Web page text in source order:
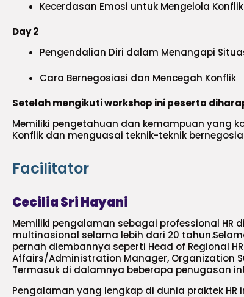
Kecerdasan Emosi untuk Mengelola Konflik
Day 2
Pengendalian Diri dalam Menangapi
Cara Bernegosiasi dan Mencegah Konflik
Setelah mengikuti workshop ini peserta
Memiliki pengetahuan dan kemampuan yang
Konflik dan menguasai teknik-teknik
Facilitator
Cecilia Sri Hayani
Memiliki pengalaman sebagai professional HR
multinasional selama lebih dari 20
pernah diembannya seperti Head of Regional
Affairs/Administration Manager, Organization
Termasuk di dalamnya beberapa penugasan
Pengalaman yang lengkap di dunia praktek HR